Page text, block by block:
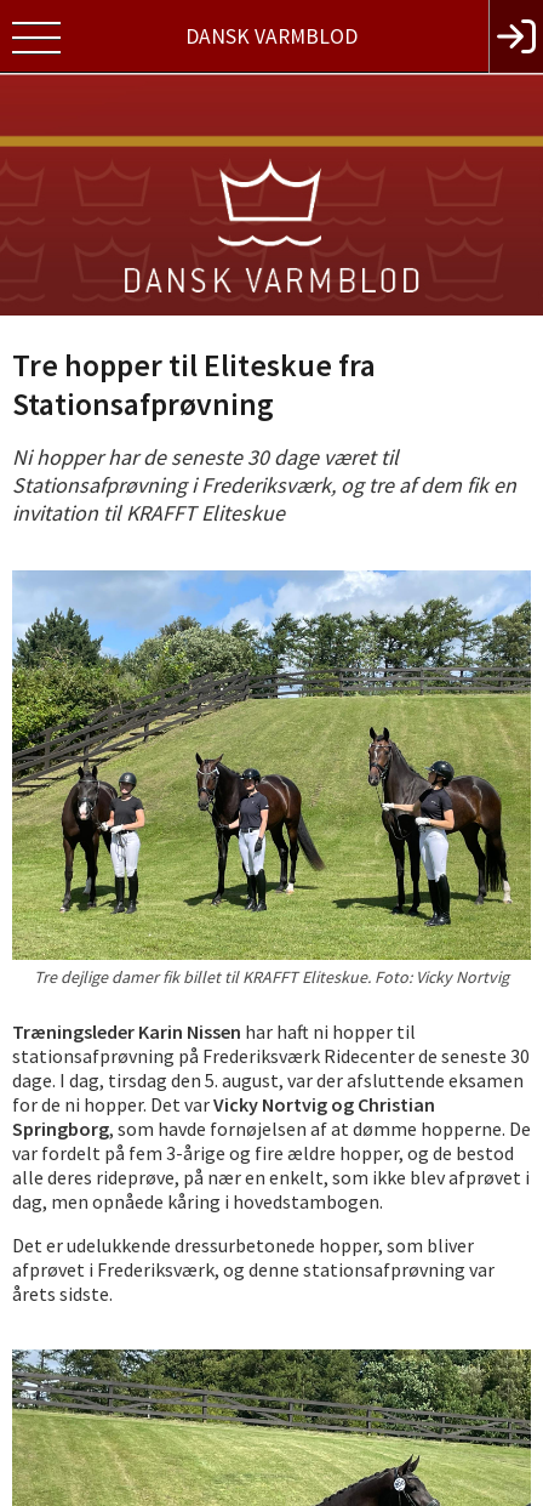
DANSK VARMBLOD
Tre hopper til Eliteskue fra
Stationsafprøvning
Ni hopper har de seneste 30 dage været til
Stationsafprøvning i Frederiksværk, og tre af dem fik en
invitation til KRAFFT Eliteskue
Tre dejlige damer fik billet til KRAFFT Eliteskue. Foto: Vicky Nortvig
Træningsleder Karin Nissen har haft ni hopper til
stationsafprøvning på Frederiksværk Ridecenter de seneste 30
dage. I dag, tirsdag den 5. august, var der afsluttende eksamen
for de ni hopper. Det varVicky Nortvig og Christian
Springborg, som havde fornøjelsen af at dømme hopperne. De
var fordelt på fem 3-årige og fire ældre hopper, og de bestod
alle deres rideprøve, på nær en enkelt, som ikke blev afprøvet i
dag, men opnåede kåring i hovedstambogen.
Det er udelukkende dressurbetonede hopper, som bliver
afprøvet i Frederiksværk, og denne stationsafprøvning var
årets sidste.